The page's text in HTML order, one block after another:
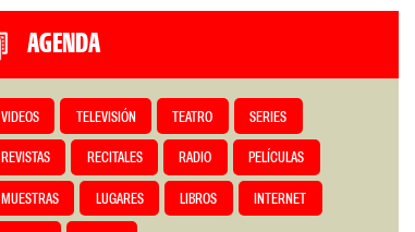
AGENDA
VIDEOS TELEVISIÓN TEATRO SERIES
REVISTAS RECITALES RADIO PELÍCULAS
MUESTRAS LUGARES LIBROS INTERNET